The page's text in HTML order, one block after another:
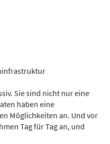
Sie sind nicht nur eine
haben eine
Möglichkeiten an. Und vor
Tag für Tag an, und